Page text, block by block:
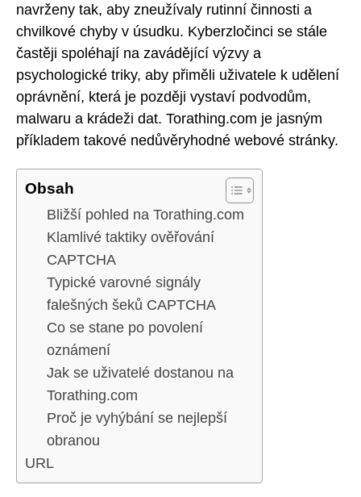
navrženy tak, aby zneužívaly rutinní činnosti a
chvilkové chyby v úsudku. Kyberzločinci se stále
častěji spoléhají na zavádějící výzvy a
psychologické triky, aby přiměli uživatele k udělení
oprávnění, která je později vystaví podvodům,
malwaru a krádeži dat. Torathing.com je jasným
příkladem takové nedůvěryhodné webové stránky.
Obsah
Bližší pohled na Torathing.com
Klamlivé taktiky ověřování
CAPTCHA
Typické varovné signály
falešných šeků CAPTCHA
Co se stane po povolení
oznámení
Jak se uživatelé dostanou na
Torathing.com
Proč je vyhýbání se nejlepší
obranou
URL